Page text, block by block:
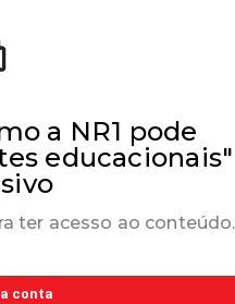
a NR1 pode
ter acesso ao conteúdo.
conta